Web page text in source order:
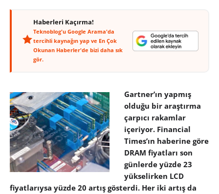
Haberleri Kaçırma!
Teknoblog'u Google Arama'da
tercihli kaynağın yap ve En Çok
Okunan Haberler'de bizi daha sık
gör.
Gartner’ın yapmış
olduğu bir araştırma
çarpıcı rakamlar
içeriyor. Financial
Times’ın haberine göre
DRAM fiyatları son
günlerde yüzde 23
yükselirken LCD
fiyatlarıysa yüzde 20 artış gösterdi. Her iki artış da